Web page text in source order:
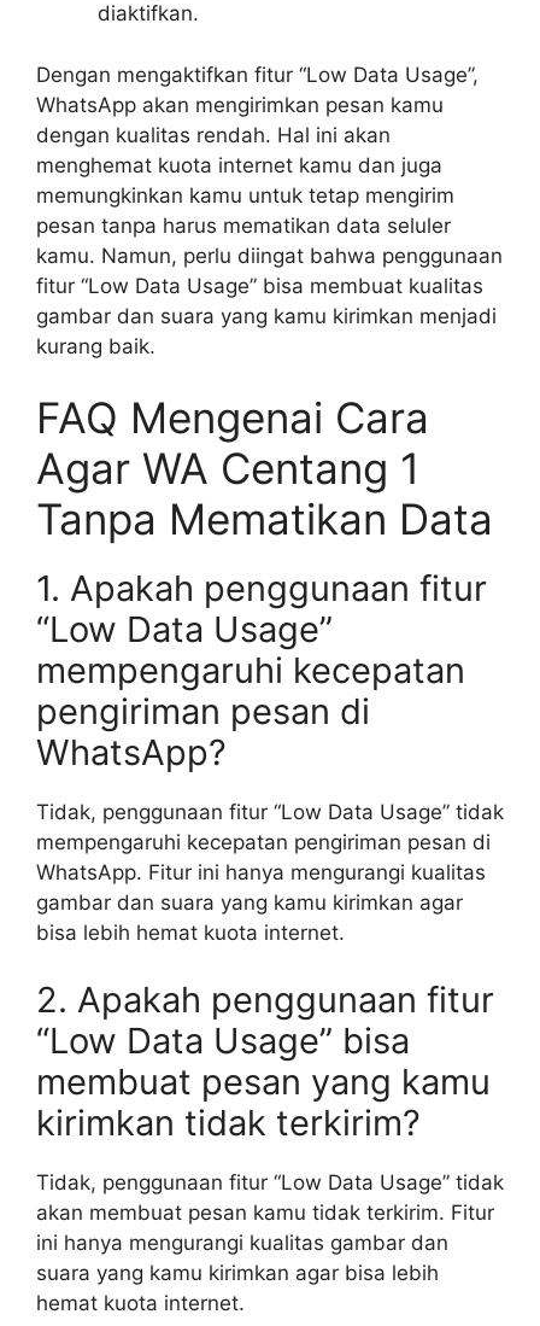
diaktifkan.
Dengan mengaktifkan fitur “Low Data Usage”,
WhatsApp akan mengirimkan pesan kamu
dengan kualitas rendah. Hal ini akan
menghemat kuota internet kamu dan juga
memungkinkan kamu untuk tetap mengirim
pesan tanpa harus mematikan data seluler
kamu. Namun, perlu diingat bahwa penggunaan
fitur “Low Data Usage” bisa membuat kualitas
gambar dan suara yang kamu kirimkan menjadi
kurang baik.
FAQ Mengenai Cara
Agar WA Centang 1
Tanpa Mematikan Data
1. Apakah penggunaan fitur
“Low Data Usage”
mempengaruhi kecepatan
pengiriman pesan di
WhatsApp?
Tidak, penggunaan fitur “Low Data Usage” tidak
mempengaruhi kecepatan pengiriman pesan di
WhatsApp. Fitur ini hanya mengurangi kualitas
gambar dan suara yang kamu kirimkan agar
bisa lebih hemat kuota internet.
2. Apakah penggunaan fitur
“Low Data Usage” bisa
membuat pesan yang kamu
kirimkan tidak terkirim?
Tidak, penggunaan fitur “Low Data Usage” tidak
akan membuat pesan kamu tidak terkirim. Fitur
ini hanya mengurangi kualitas gambar dan
suara yang kamu kirimkan agar bisa lebih
hemat kuota internet.